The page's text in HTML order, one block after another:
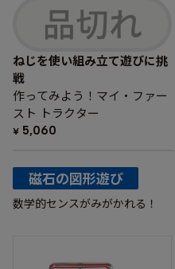
ねじを使い組み立て遊びに挑
戦
作ってみよう！マイ・ファー
スト トラクター
¥ 5,060
磁石の図形遊び
数学的センスがみがかれる！